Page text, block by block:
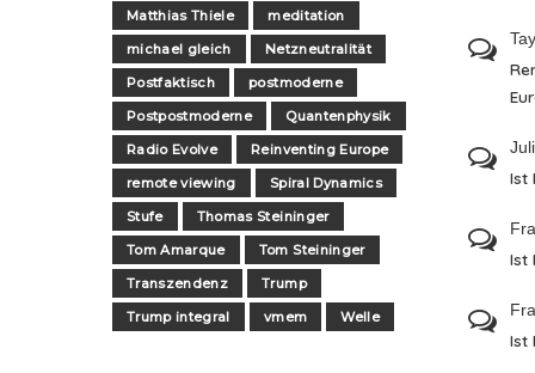
Matthias Thiele
meditation
michael gleich
Netzneutralität
Postfaktisch
postmoderne
Postpostmoderne
Quantenphysik
Radio Evolve
Reinventing Europe
remote viewing
Spiral Dynamics
Stufe
Thomas Steininger
Tom Amarque
Tom Steininger
Transzendenz
Trump
Trump integral
vmem Welle
Ist
Ist
Ist